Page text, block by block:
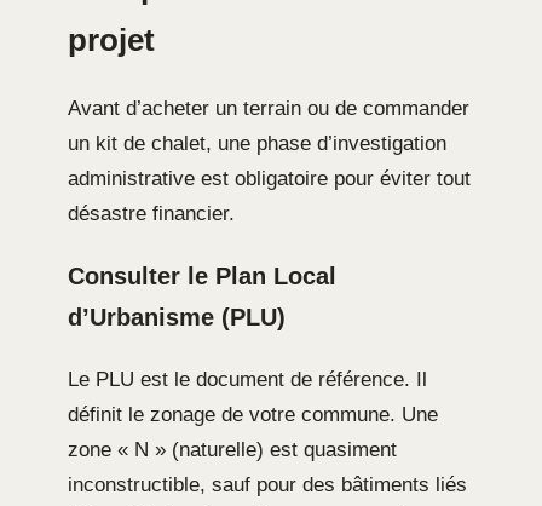
projet
Avant d’acheter un terrain ou de commander
un kit de chalet, une phase d’investigation
administrative est obligatoire pour éviter tout
désastre financier.
Consulter le Plan Local
d’Urbanisme (PLU)
Le PLU est le document de référence. Il
définit le zonage de votre commune. Une
zone « N » (naturelle) est quasiment
inconstructible, sauf pour des bâtiments liés